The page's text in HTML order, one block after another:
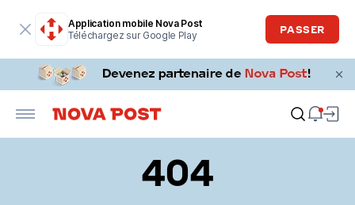
Application mobile Nova Post
Téléchargez sur Google Play
PASSER
404